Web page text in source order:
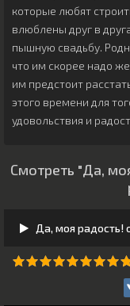
которые любят
влюблены друг в
пышную свадьбу.
что им скорее надо
им предстоит
этого времени для
удовольствия и
Смотреть "Да,
Да, моя радость!